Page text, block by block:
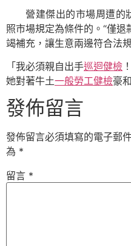
營建傑出的市場周遭的
照市場規定為條件的。“僅
竭補充，讓生意兩邊符合法
「我必須親自出手巡迴健檢
她對著牛土一般勞工健檢豪
發佈留言
發佈留言必須填寫的電子郵
為 *
留言 *